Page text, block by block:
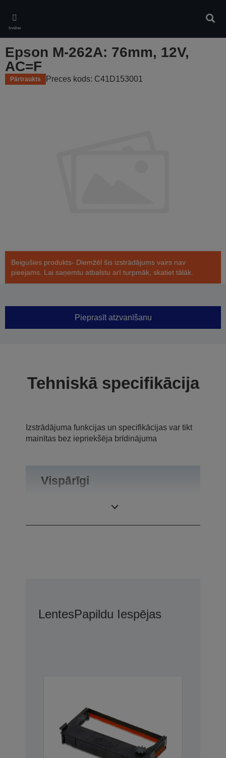
main
content
Izvēlne
Epson M-262A: 76mm, 12V,
AC=F
Pārtraukts Preces kods: C41D153001
Beigušies produkts- Diemžēl šis izstrādājums vairs nav
pieejams. Lai saņemtu atbalstu arī turpmāk, skatiet tālāk.
Pieprasīt atzvanīšanu
Tehniskā specifikācija
Izstrādājuma funkcijas un specifikācijas var tikt
mainītas bez iepriekšēja brīdinājuma
Vispārīgi
LentesPapildu Iespējas